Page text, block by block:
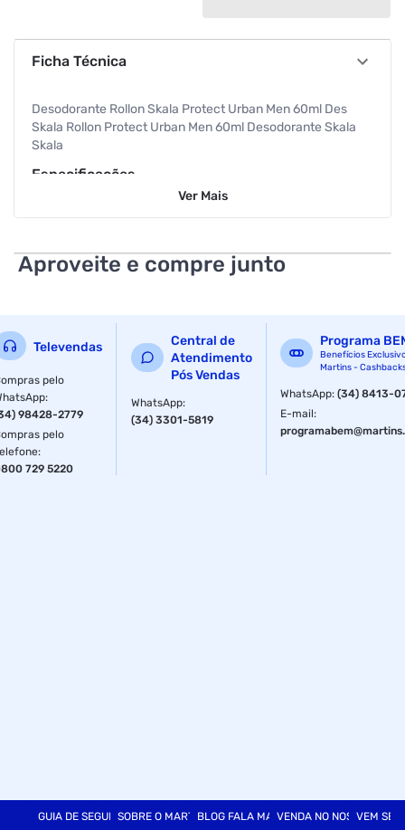
Ficha Técnica
Desodorante Rollon Skala Protect Urban Men 60ml Des
Skala Rollon Protect Urban Men 60ml Desodorante Skala
Skala
Especificações
Ver Mais
Aproveite e compre junto
Televendas
pelo
:
98428-2779
pelo
:
729 5220
Central de
Atendimento
Pós Vendas
WhatsApp:
(34) 3301-5819
Programa
Benefícios
Martins -
WhatsApp:(34) 8413-
E-mail:
GUIA DE SEGURANÇASOBRE O MARTINSBLOG FALA MARTVENDA NO NOSSO SITE
VEM SER